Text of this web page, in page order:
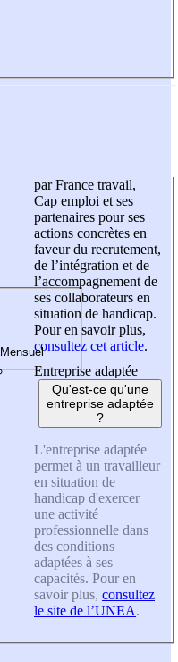
par France travail,
Cap emploi et ses
partenaires pour ses
actions concrètes en
faveur du recrutement,
de l’intégration et de
l’accompagnement de
ses collaborateurs en
situation de handicap.
Pour en savoir plus,
consultez cet article.
Entreprise adaptée
Qu'est-ce qu'une
entreprise adaptée
?
L'entreprise adaptée
permet à un travailleur
en situation de
handicap d'exercer
une activité
professionnelle dans
des conditions
adaptées à ses
capacités. Pour en
savoir plus, consultez
le site de l’UNEA.